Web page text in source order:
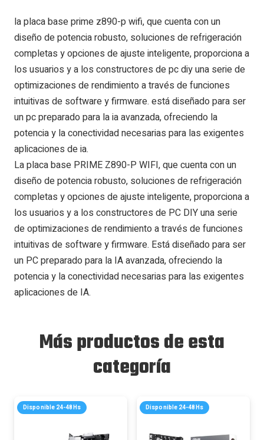
la placa base prime z890-p wifi, que cuenta con un
diseño de potencia robusto, soluciones de refrigeración
completas y opciones de ajuste inteligente, proporciona a
los usuarios y a los constructores de pc diy una serie de
optimizaciones de rendimiento a través de funciones
intuitivas de software y firmware. está diseñado para ser
un pc preparado para la ia avanzada, ofreciendo la
potencia y la conectividad necesarias para las exigentes
aplicaciones de ia.
La placa base PRIME Z890-P WIFI, que cuenta con un
diseño de potencia robusto, soluciones de refrigeración
completas y opciones de ajuste inteligente, proporciona a
los usuarios y a los constructores de PC DIY una serie
de optimizaciones de rendimiento a través de funciones
intuitivas de software y firmware. Está diseñado para ser
un PC preparado para la IA avanzada, ofreciendo la
potencia y la conectividad necesarias para las exigentes
aplicaciones de IA.
Más productos de esta
categoría
Disponible 24-48Hs Disponible 24-48Hs